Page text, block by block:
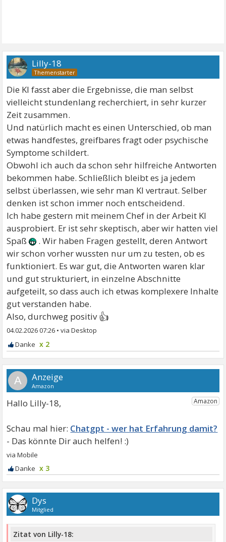
Lilly-18
Die KI fasst aber die Ergebnisse, die man selbst
vielleicht stundenlang recherchiert, in sehr kurzer
Zeit zusammen.
Und natürlich macht es einen Unterschied, ob man
etwas handfestes, greifbares fragt oder psychische
Symptome schildert.
Obwohl ich auch da schon sehr hilfreiche Antworten
bekommen habe. Schließlich bleibt es ja jedem
selbst überlassen, wie sehr man KI vertraut. Selber
denken ist schon immer noch entscheidend.
Ich habe gestern mit meinem Chef in der Arbeit KI
ausprobiert. Er ist sehr skeptisch, aber wir hatten viel
Spaß
. Wir haben Fragen gestellt, deren Antwort
wir schon vorher wussten nur um zu testen, ob es
funktioniert. Es war gut, die Antworten waren klar
und gut strukturiert, in einzelne Abschnitte
aufgeteilt, so dass auch ich etwas komplexere Inhalte
gut verstanden habe.
Also, durchweg positiv👍
04.02.2026 07:26 •
x 2
A
Hallo Lilly-18,
Chatgpt - wer hat Erfahrung damit?
x 3
Dys
Mitglied
Zitat von Lilly-18: